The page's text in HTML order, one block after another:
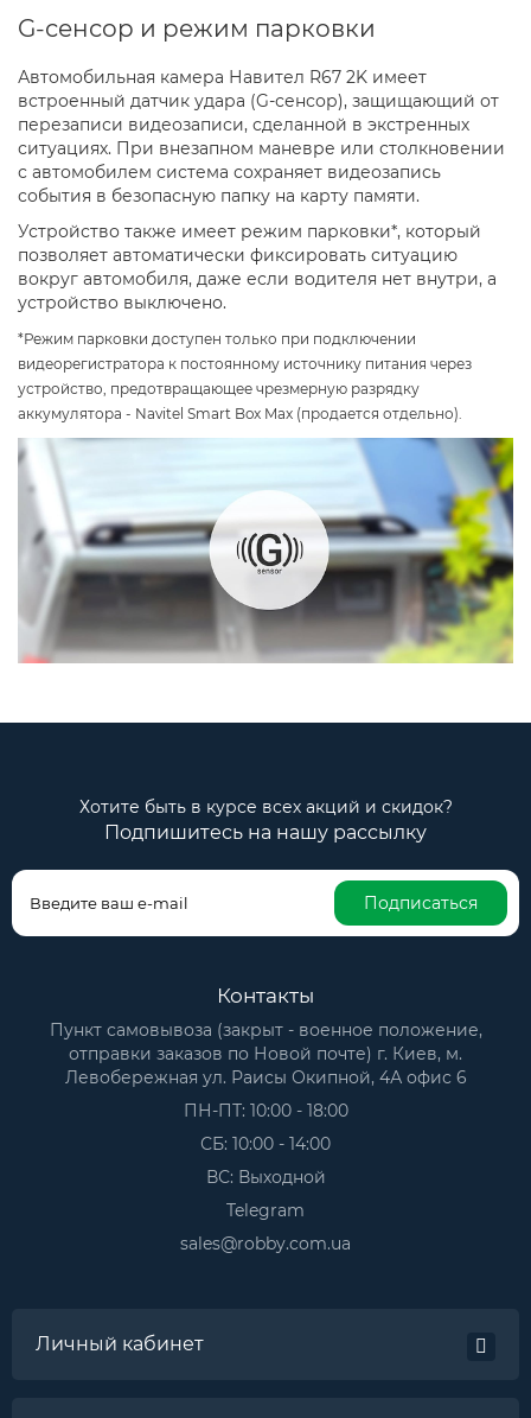
G-сенсор и режим парковки
Автомобильная камера Навител R67 2K имеет
встроенный датчик удара (G-сенсор), защищающий от
перезаписи видеозаписи, сделанной в экстренных
ситуациях. При внезапном маневре или столкновении
с автомобилем система сохраняет видеозапись
события в безопасную папку на карту памяти.
Устройство также имеет режим парковки*, который
позволяет автоматически фиксировать ситуацию
вокруг автомобиля, даже если водителя нет внутри, а
устройство выключено.
*Режим парковки доступен только при подключении
видеорегистратора к постоянному источнику питания через
устройство, предотвращающее чрезмерную разрядку
аккумулятора - Navitel Smart Box Max (продается отдельно).
Хотите быть в курсе всех акций и скидок?
Подпишитесь на нашу рассылку
Подписаться
Контакты
Пункт самовывоза (закрыт - военное положение,
отправки заказов по Новой почте) г. Киев, м.
Левобережная ул. Раисы Окипной, 4А офис 6
ПН-ПТ: 10:00 - 18:00
СБ: 10:00 - 14:00
ВС: Выходной
Telegram
sales@robby.com.ua
Личный кабинет